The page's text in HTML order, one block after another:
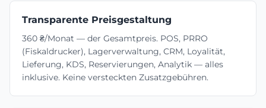
Transparente Preisgestaltung
360 ₴/Monat — der Gesamtpreis. POS, PRRO
(Fiskaldrucker), Lagerverwaltung, CRM, Loyalität,
Lieferung, KDS, Reservierungen, Analytik — alles
inklusive. Keine versteckten Zusatzgebühren.